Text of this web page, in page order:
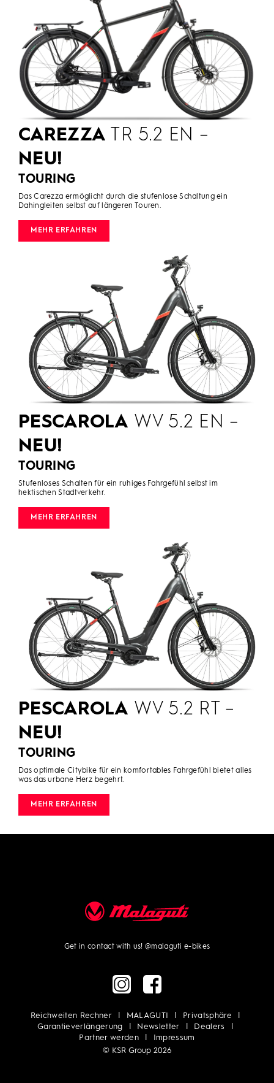
CAREZZA TR 5.2 EN –
NEU!
TOURING
Das Carezza ermöglicht durch die stufenlose Schaltung ein
Dahingleiten selbst auf längeren Touren.
MEHR ERFAHREN
PESCAROLA WV 5.2 EN –
NEU!
TOURING
Stufenloses Schalten für ein ruhiges Fahrgefühl selbst im
hektischen Stadtverkehr.
MEHR ERFAHREN
PESCAROLA WV 5.2 RT –
NEU!
TOURING
Das optimale Citybike für ein komfortables Fahrgefühl bietet alles
was das urbane Herz begehrt.
MEHR ERFAHREN
Get in contact with us!@malaguti e-bikes
Reichweiten Rechner MALAGUTI
Privatsphäre
Garantieverlängerung
Newsletter
Dealers
Partner werden
Impressum
© KSR Group 2026